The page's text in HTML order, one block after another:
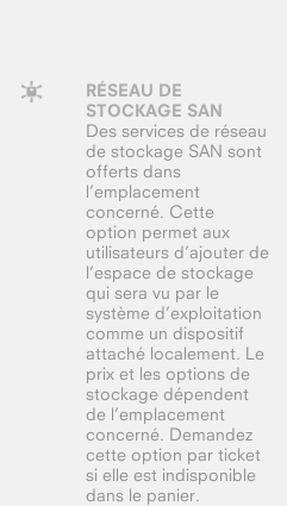
RÉSEAU DE
STOCKAGE SAN
Des services de réseau
de stockage SAN sont
offerts dans
l’emplacement
concerné. Cette
option permet aux
utilisateurs d’ajouter de
l’espace de stockage
qui sera vu par le
système d’exploitation
comme un dispositif
attaché localement. Le
prix et les options de
stockage dépendent
de l’emplacement
concerné. Demandez
cette option par ticket
si elle est indisponible
dans le panier.